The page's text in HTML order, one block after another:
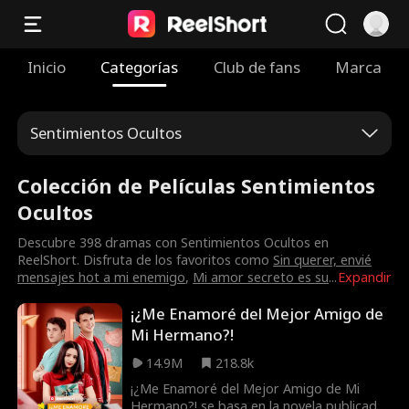
Inicio Categorías Club de fans Marca
Sentimientos Ocultos
Colección de Películas Sentimientos
Ocultos
Expandir
Descubre 398 dramas con Sentimientos Ocultos en
ReelShort. Disfruta de los favoritos comoSin querer, envié
mensajes hot a mi enemigo, Mi amor secreto es su...
¡¿Me Enamoré del Mejor Amigo de
Mi Hermano?!
14.9M
218.8k
¡¿Me Enamoré del Mejor Amigo de Mi